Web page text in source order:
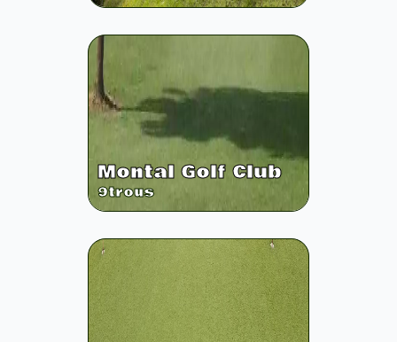
Montal Golf Club
9trous